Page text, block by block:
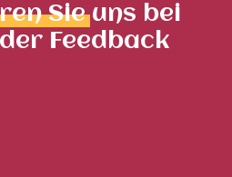
Sieuns bei
Feedback